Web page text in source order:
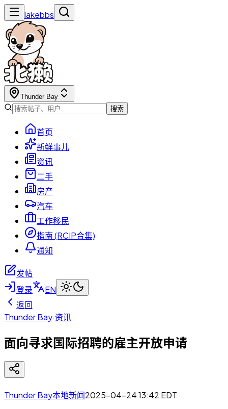
lakebbs
Thunder Bay
搜索
首页
新鲜事儿
资讯
二手
房产
汽车
工作移民
指南 (RCIP合集)
通知
发帖
登录
EN
返回
Thunder Bay·资讯
面向寻求国际招聘的雇主开放申请
Thunder Bay本地新闻2025-04-24 13:42 EDT